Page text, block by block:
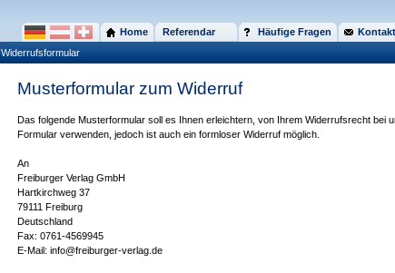
Home Referendar Häufige Fragen Kontakt
Widerrufsformular
Musterformular zum Widerruf
Das folgende Musterformular soll es Ihnen erleichtern, von Ihrem Widerrufsrecht bei
Formular verwenden, jedoch ist auch ein formloser Widerruf möglich.
An
Freiburger Verlag GmbH
Hartkirchweg 37
79111 Freiburg
Deutschland
Fax: 0761-4569945
E-Mail: info@freiburger-verlag.de